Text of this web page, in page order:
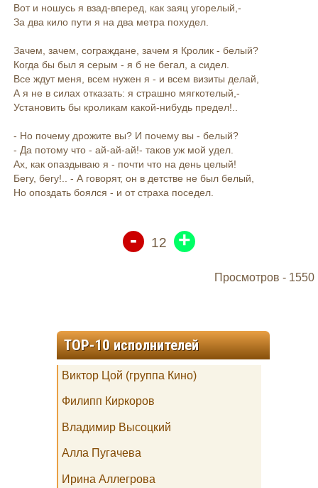
Вот и ношусь я взад-вперед, как заяц угорелый,-
За два кило пути я на два метра похудел.
Зачем, зачем, сограждане, зачем я Кролик - белый?
Когда бы был я серым - я б не бегал, а сидел.
Все ждут меня, всем нужен я - и всем визиты делай,
А я не в силах отказать: я страшно мягкотелый,-
Установить бы кроликам какой-нибудь предел!..
- Но почему дрожите вы? И почему вы - белый?
- Да потому что - ай-ай-ай!- таков уж мой удел.
Ах, как опаздываю я - почти что на день целый!
Бегу, бегу!.. - А говорят, он в детстве не был белый,
Но опоздать боялся - и от страха поседел.
- 12 +
Просмотров - 1550
TOP-10 исполнителей
Виктор Цой (группа Кино)
Филипп Киркоров
Владимир Высоцкий
Алла Пугачева
Ирина Аллегрова